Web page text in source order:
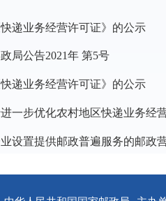
递业务经营许可证》的公示
局公告2021年 第5号
递业务经营许可证》的公示